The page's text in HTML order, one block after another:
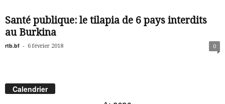
Santé publique: le tilapia de 6 pays interdits
au Burkina
rtb.bf - 6 février 2018 0
Calendrier